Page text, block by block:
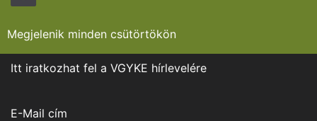
Megjelenik minden csütörtökön
Itt iratkozhat fel a VGYKE hírlevelére
E-Mail cím